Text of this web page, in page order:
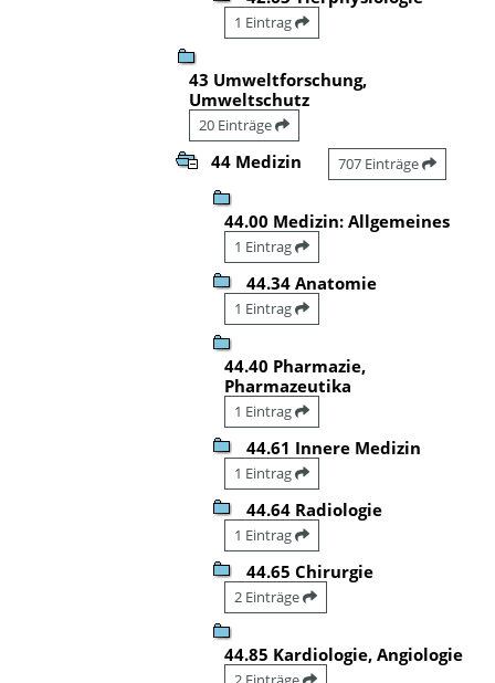
1 Eintrag
43 Umweltforschung,
Umweltschutz
20 Einträge
44 Medizin 707 Einträge
44.00 Medizin: Allgemeines
1 Eintrag
44.34 Anatomie
1 Eintrag
44.40 Pharmazie,
Pharmazeutika
1 Eintrag
44.61 Innere Medizin
1 Eintrag
44.64 Radiologie
1 Eintrag
44.65 Chirurgie
2 Einträge
44.85 Kardiologie, Angiologie